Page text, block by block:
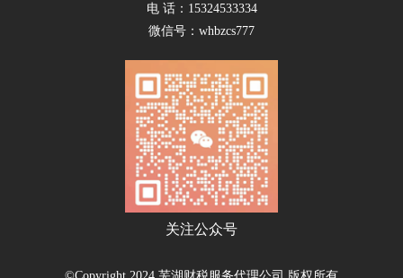
电 话：15324533334
微信号：whbzcs777
关注公众号